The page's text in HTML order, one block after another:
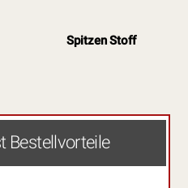
Spitzen Stoff
Bestellvorteile